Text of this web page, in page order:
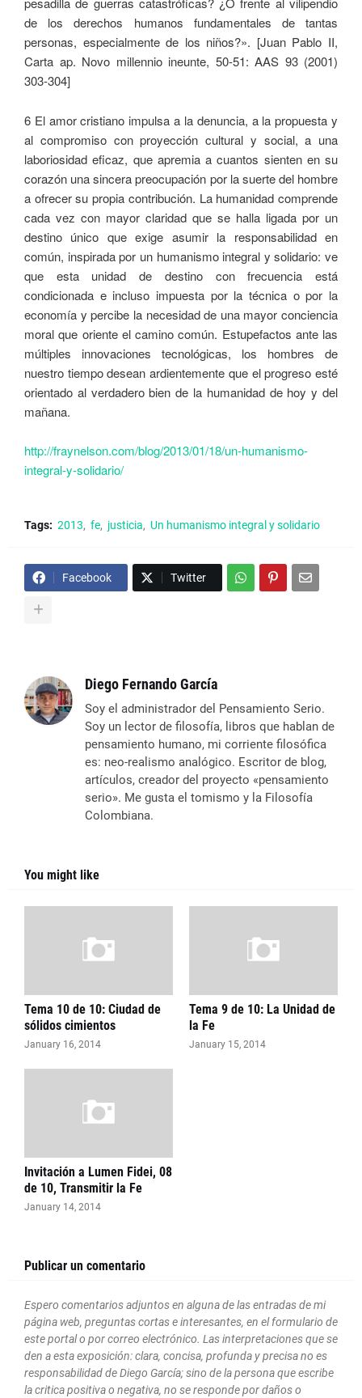
de los derechos humanos fundamentales de tantas
personas, especialmente de los niños?». [Juan Pablo II,
Carta ap. Novo millennio ineunte, 50-51: AAS 93 (2001)
303-304]
6 El amor cristiano impulsa a la denuncia, a la propuesta y
al compromiso con proyección cultural y social, a una
laboriosidad eficaz, que apremia a cuantos sienten en su
corazón una sincera preocupación por la suerte del hombre
a ofrecer su propia contribución. La humanidad comprende
cada vez con mayor claridad que se halla ligada por un
destino único que exige asumir la responsabilidad en
común, inspirada por un humanismo integral y solidario: ve
que esta unidad de destino con frecuencia está
condicionada e incluso impuesta por la técnica o por la
economía y percibe la necesidad de una mayor conciencia
moral que oriente el camino común. Estupefactos ante las
múltiples innovaciones tecnológicas, los hombres de
nuestro tiempo desean ardientemente que el progreso esté
orientado al verdadero bien de la humanidad de hoy y del
mañana.
http://fraynelson.com/blog/2013/01/18/un-humanismo-
integral-y-solidario/
Tags: 2013 fe justicia Un humanismo integral y solidario
Facebook Twitter
Diego Fernando García
Soy el administrador del Pensamiento Serio.
Soy un lector de filosofía, libros que hablan de
pensamiento humano, mi corriente filosófica
es: neo-realismo analógico. Escritor de blog,
artículos, creador del proyecto «pensamiento
serio». Me gusta el tomismo y la Filosofía
Colombiana.
You might like
Tema 10 de 10: Ciudad de
sólidos cimientos
January 16, 2014
Tema 9 de 10: La Unidad de
la Fe
January 15, 2014
Invitación a Lumen Fidei, 08
de 10, Transmitir la Fe
January 14, 2014
Publicar un comentario
Espero comentarios adjuntos en alguna de las entradas de mi
página web, preguntas cortas e interesantes, en el formulario de
este portal o por correo electrónico. Las interpretaciones que se
den a esta exposición: clara, concisa, profunda y precisa no es
responsabilidad de Diego García; sino de la persona que escribe
la critica positiva o negativa, no se responde por daños o